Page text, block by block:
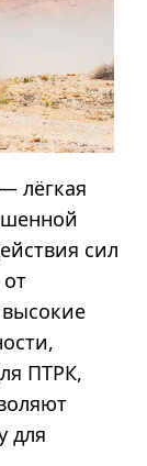
лёгкая
сил
ПТРК,
для